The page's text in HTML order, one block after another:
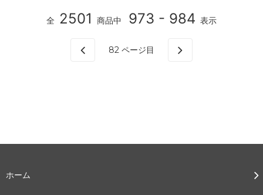
全 2501 商品中 973 - 984 表示
82 ページ目
ホーム